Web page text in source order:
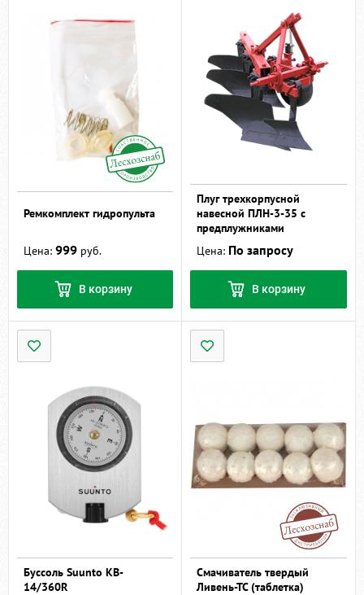
Ремкомплект гидропульта
Цена: 999 руб.
В корзину
Плуг трехкорпусной
навесной ПЛН-3-35 с
предплужниками
Цена: По запросу
В корзину
Буссоль Suunto KB-
14/360R
Смачиватель твердый
Ливень-ТС (таблетка)